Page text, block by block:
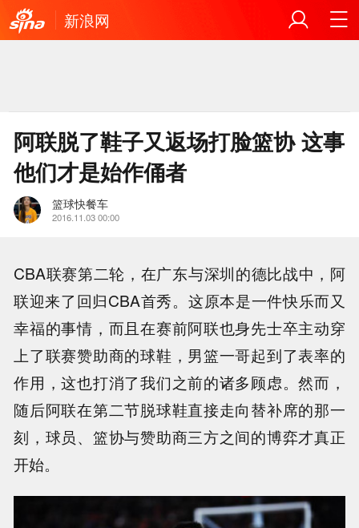
新浪网
阿联脱了鞋子又返场打脸篮协 这事
他们才是始作俑者
篮球快餐车
2016.11.03 00:00
CBA联赛第二轮，在广东与深圳的德比战中，阿
联迎来了回归CBA首秀。这原本是一件快乐而又
幸福的事情，而且在赛前阿联也身先士卒主动穿
上了联赛赞助商的球鞋，男篮一哥起到了表率的
作用，这也打消了我们之前的诸多顾虑。然而，
随后阿联在第二节脱球鞋直接走向替补席的那一
刻，球员、篮协与赞助商三方之间的博弈才真正
开始。